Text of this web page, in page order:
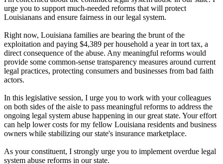
urge you to support much-needed reforms that will protect
Louisianans and ensure fairness in our legal system.
Right now, Louisiana families are bearing the brunt of the
exploitation and paying $4,389 per household a year in tort tax, a
direct consequence of the abuse. Any meaningful reforms would
provide some common-sense transparency measures around current
legal practices, protecting consumers and businesses from bad faith
actors.
In this legislative session, I urge you to work with your colleagues
on both sides of the aisle to pass meaningful reforms to address the
ongoing legal system abuse happening in our great state. Your effort
can help lower costs for my fellow Louisiana residents and business
owners while stabilizing our state's insurance marketplace.
As your constituent, I strongly urge you to implement overdue legal
system abuse reforms in our state.